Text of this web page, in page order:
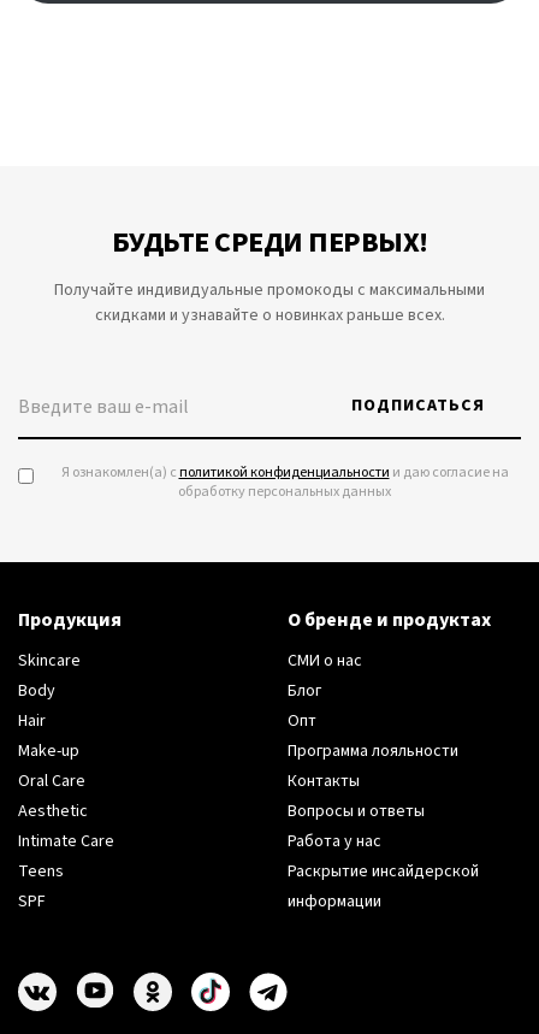
БУДЬТЕ СРЕДИ ПЕРВЫХ!
Получайте индивидуальные промокоды с максимальными
скидками и узнавайте о новинках раньше всех.
ПОДПИСАТЬСЯ
Я ознакомлен(а) сполитикой конфиденциальности и даю согласие на
обработку персональных данных
Продукция
Skincare
Body
Hair
Make-up
Oral Care
Aesthetic
Intimate Care
Teens
SPF
О бренде и продуктах
СМИ о нас
Блог
Опт
Программа лояльности
Контакты
Вопросы и ответы
Работа у нас
Раскрытие инсайдерской
информации